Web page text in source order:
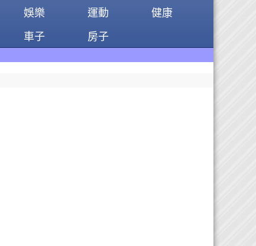
娛樂 運動
健康
車子 房子